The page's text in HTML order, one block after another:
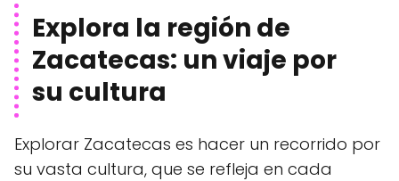
Explora la región de
Zacatecas: un viaje por
su cultura
Explorar Zacatecas es hacer un recorrido por
su vasta cultura, que se refleja en cada